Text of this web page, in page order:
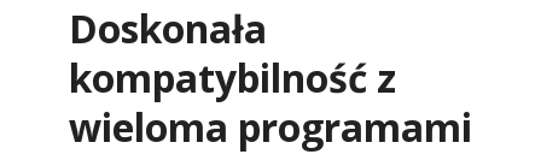
Doskonała
kompatybilność z
wieloma programami